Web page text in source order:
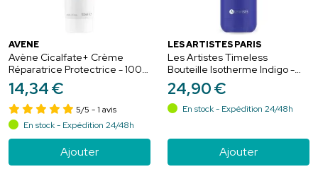
AVÈNE
Avène Cicalfate+ Crème
Réparatrice Protectrice - 100
ml - Peaux sensibles et irritées
14,34€
5/5 - 1 avis
En stock - Expédition 24/48h
Ajouter
LES ARTISTES PARIS
Les Artistes Timeless
Bouteille Isotherme Indigo -
500ml
24,90€
En stock - Expédition 24/48h
Ajouter